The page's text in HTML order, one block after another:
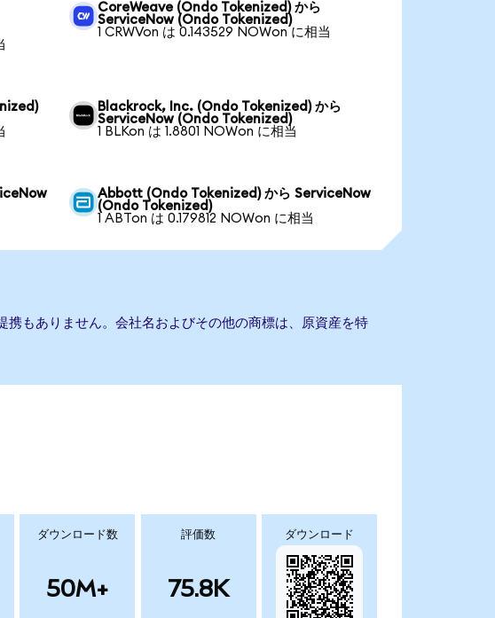
CoreWeave (Ondo Tokenized) から
ServiceNow (Ondo Tokenized)
1 CRWVon は 0.143529 NOWon に相当
Blackrock, Inc. (Ondo Tokenized) から
ServiceNow (Ondo Tokenized)
1 BLKon は 1.8801 NOWon に相当
Abbott (Ondo Tokenized) から ServiceNow
(Ondo Tokenized)
1 ABTon は 0.179812 NOWon に相当
もありません。会社名およびその他の商標は、原資産を特
ダウンロード数
50M+
評価数
75.8K
ダウンロード